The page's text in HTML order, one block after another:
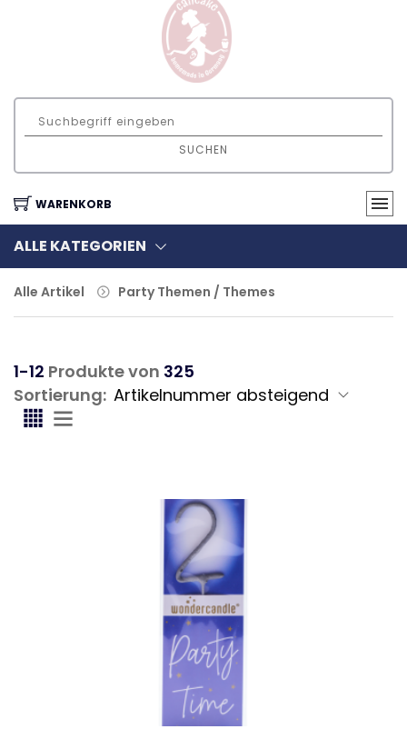
SUCHEN
WARENKORB
ALLE KATEGORIEN
Alle Artikel Party Themen / Themes
1-12 Produkte von 325
Sortierung: